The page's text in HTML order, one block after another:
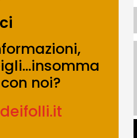
noi?